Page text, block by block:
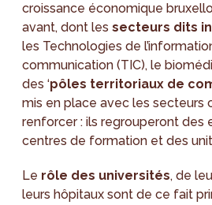
croissance économique
avant, dont lessecteurs dits
les Technologies de
communication (TIC), le
des ‘pôles territoriaux de
mis en place avec les secteurs
renforcer : ils regrouperont des
centres de formation et des
Le rôle des universités, de
leurs hôpitaux sont de ce fait